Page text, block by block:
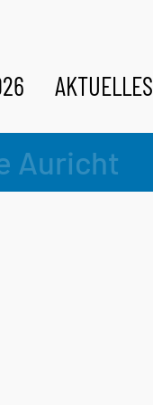
AKTUELLES
Auricht